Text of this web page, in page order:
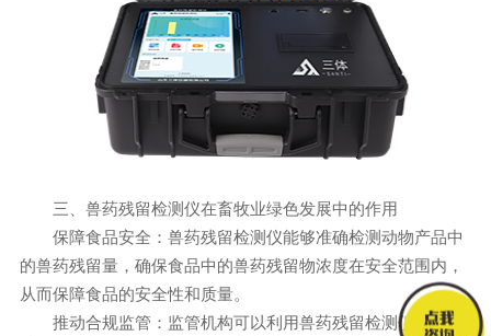
三、兽药残留检测仪在畜牧业绿色发展中的作用
保障食品安全：兽药残留检测仪能够准确检测动物产品中
的兽药残留量，确保食品中的兽药残留物浓度在安全范围内，
从而保障食品的安全性和质量。
推动合规监管：监管机构可以利用兽药残留检测仪对市场